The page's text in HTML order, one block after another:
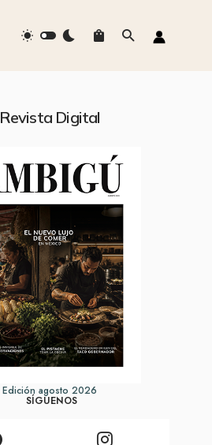
Revista Digital
Edición agosto 2026
SÍGUENOS